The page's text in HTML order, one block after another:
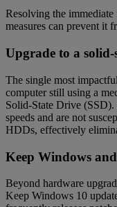
Resolving the
measures can prevent it
Upgrade to a
The single most
computer still using a
Solid-State Drive
speeds and are not
HDDs, effectively
Keep Windows
Beyond hardware
Keep Windows 10